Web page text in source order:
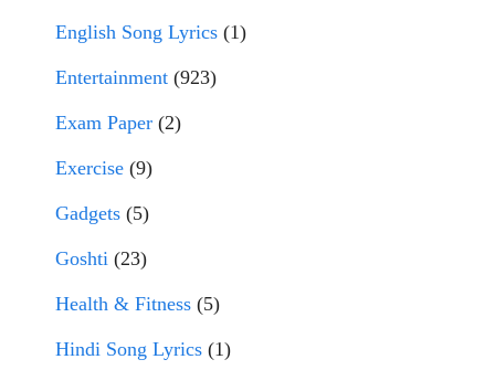
English Song Lyrics (1)
Entertainment (923)
Exam Paper (2)
Exercise (9)
Gadgets (5)
Goshti (23)
Health & Fitness (5)
Hindi Song Lyrics (1)